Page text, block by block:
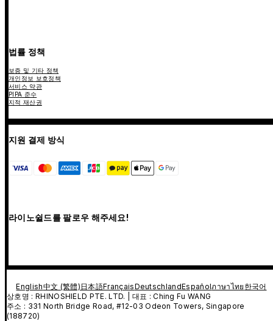
법률 정책
보증 및 기타 정책
개인정보 보호정책
서비스 약관
PIPA 준수
지적 재산권
지원 결제 방식
라이노쉴드를 팔로우 해주세요!
English中文 (繁體)日本語FrançaisDeutschlandEspañolภาษาไทย 한국어
상호명 : RHINOSHIELD PTE. LTD. | 대표 : Ching Fu WANG
주소 : 331 North Bridge Road, #12-03 Odeon Towers, Singapore
(188720)